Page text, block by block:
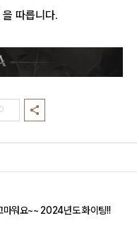
을 따릅니다.
0
마워요~~ 2024년도 화이팅!!